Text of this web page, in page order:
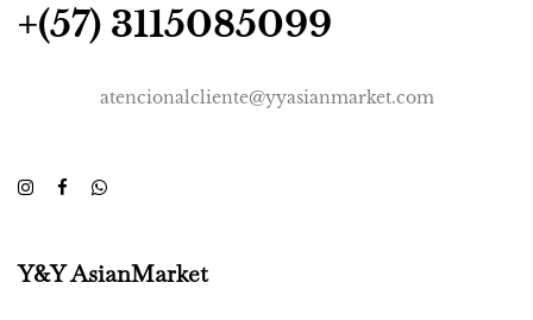
+(57) 3115085099
atencionalcliente@yyasianmarket.com
Y&Y AsianMarket